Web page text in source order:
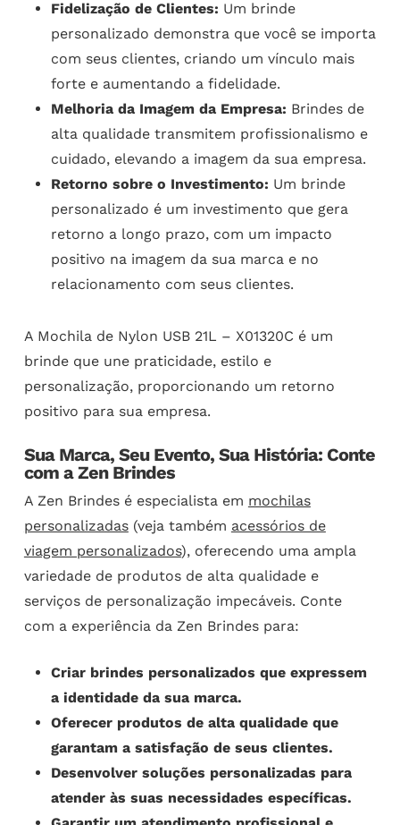
Fidelização de Clientes: Um brinde
personalizado demonstra que você se importa
com seus clientes, criando um vínculo mais
forte e aumentando a fidelidade.
Melhoria da Imagem da Empresa: Brindes de
alta qualidade transmitem profissionalismo e
cuidado, elevando a imagem da sua empresa.
Retorno sobre o Investimento: Um brinde
personalizado é um investimento que gera
retorno a longo prazo, com um impacto
positivo na imagem da sua marca e no
relacionamento com seus clientes.
A Mochila de Nylon USB 21L – X01320C é um
brinde que une praticidade, estilo e
personalização, proporcionando um retorno
positivo para sua empresa.
Sua Marca, Seu Evento, Sua História: Conte
com a Zen Brindes
A Zen Brindes é especialista em mochilas
personalizadas(veja também acessórios de
viagem personalizados), oferecendo uma ampla
variedade de produtos de alta qualidade e
serviços de personalização impecáveis. Conte
com a experiência da Zen Brindes para:
Criar brindes personalizados que expressem
a identidade da sua marca.
Oferecer produtos de alta qualidade que
garantam a satisfação de seus clientes.
Desenvolver soluções personalizadas para
atender às suas necessidades específicas.